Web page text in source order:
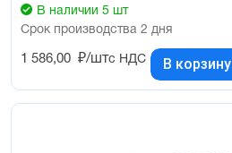
В наличии 5 шт
Срок производства 2 дня
1 586,00 ₽/штс НДС В корзину